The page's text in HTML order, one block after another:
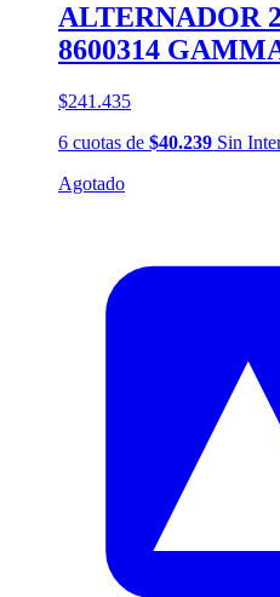
ALTERNADOR
8600314
$241.435
6 cuotas de $40.239 Sin
Agotado